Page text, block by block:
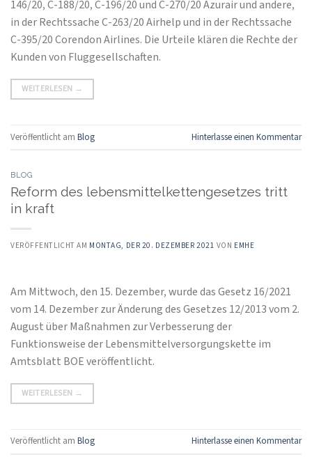
146/20, C-188/20, C-196/20 und C-270/20 Azurair und andere,
in der Rechtssache C-263/20 Airhelp und in der Rechtssache
C-395/20 Corendon Airlines. Die Urteile klären die Rechte der
Kunden von Fluggesellschaften.
WEITERLESEN →
Veröffentlicht am Blog Hinterlasse einen Kommentar
BLOG
Reform des lebensmittelkettengesetzes tritt
in kraft
VERÖFFENTLICHT AM MONTAG, DER 20. DEZEMBER 2021 VON EMHE
Am Mittwoch, den 15. Dezember, wurde das Gesetz 16/2021
vom 14. Dezember zur Änderung des Gesetzes 12/2013 vom 2.
August über Maßnahmen zur Verbesserung der
Funktionsweise der Lebensmittelversorgungskette im
Amtsblatt BOE veröffentlicht.
WEITERLESEN →
Veröffentlicht am Blog Hinterlasse einen Kommentar